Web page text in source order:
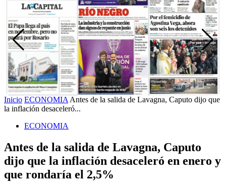
Inicio ECONOMIA Antes de la salida de Lavagna, Caputo dijo que
la inflación desaceleró...
ECONOMIA
Antes de la salida de Lavagna, Caputo
dijo que la inflación desaceleró en enero y
que rondaría el 2,5%